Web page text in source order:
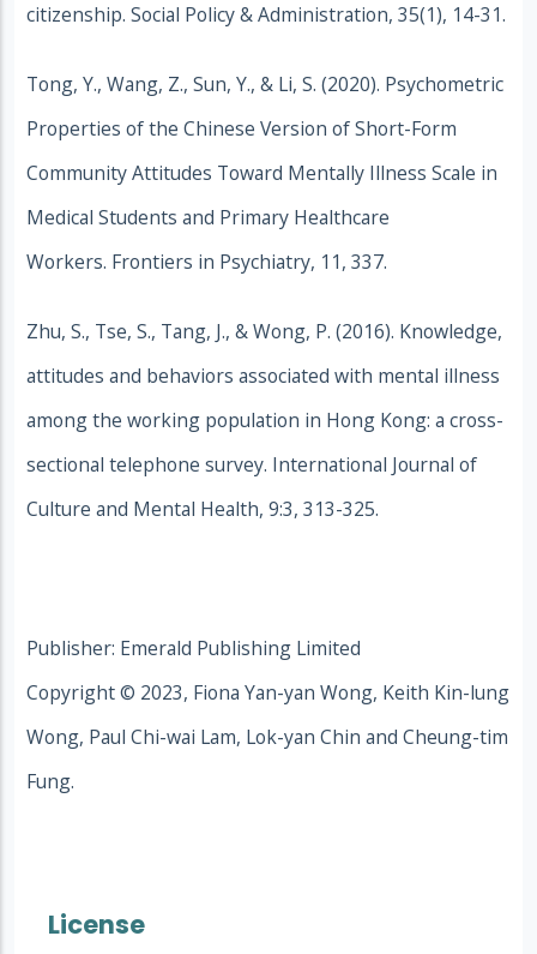
citizenship. Social Policy & Administration, 35(1), 14-31.
Tong, Y., Wang, Z., Sun, Y., & Li, S. (2020). Psychometric
Properties of the Chinese Version of Short-Form
Community Attitudes Toward Mentally Illness Scale in
Medical Students and Primary Healthcare
Workers. Frontiers in Psychiatry, 11, 337.
Zhu, S., Tse, S., Tang, J., & Wong, P. (2016). Knowledge,
attitudes and behaviors associated with mental illness
among the working population in Hong Kong: a cross-
sectional telephone survey. International Journal of
Culture and Mental Health, 9:3, 313-325.
Publisher: Emerald Publishing Limited
Copyright © 2023, Fiona Yan-yan Wong, Keith Kin-lung
Wong, Paul Chi-wai Lam, Lok-yan Chin and Cheung-tim
Fung.
License